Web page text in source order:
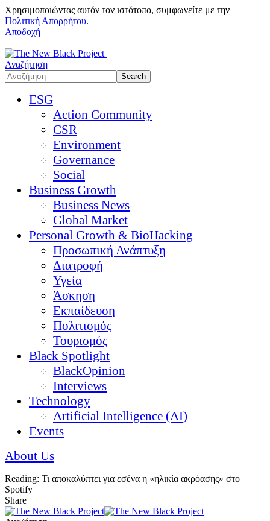
Χρησιμοποιώντας αυτόν τον ιστότοπο, συμφωνείτε με την
Πολιτική Απορρήτου.
Αποδοχή
Αναζήτηση
ESG
Action Community
CSR
Environment
Governance
Social
Business Growth
Business News
Global Market
Personal Growth & BioHacking
Προσωπική Ανάπτυξη
Διατροφή
Υγεία
Άσκηση
Εκπαίδευση
Πολιτισμός
Τουρισμός
Black Spotlight
BlackOpinion
Interviews
Technology
Artificial Intelligence (AI)
Events
About Us
Reading: Τι αποκαλύπτει για εσένα η «ηλικία ακρόασης» στο
Spotify
Share